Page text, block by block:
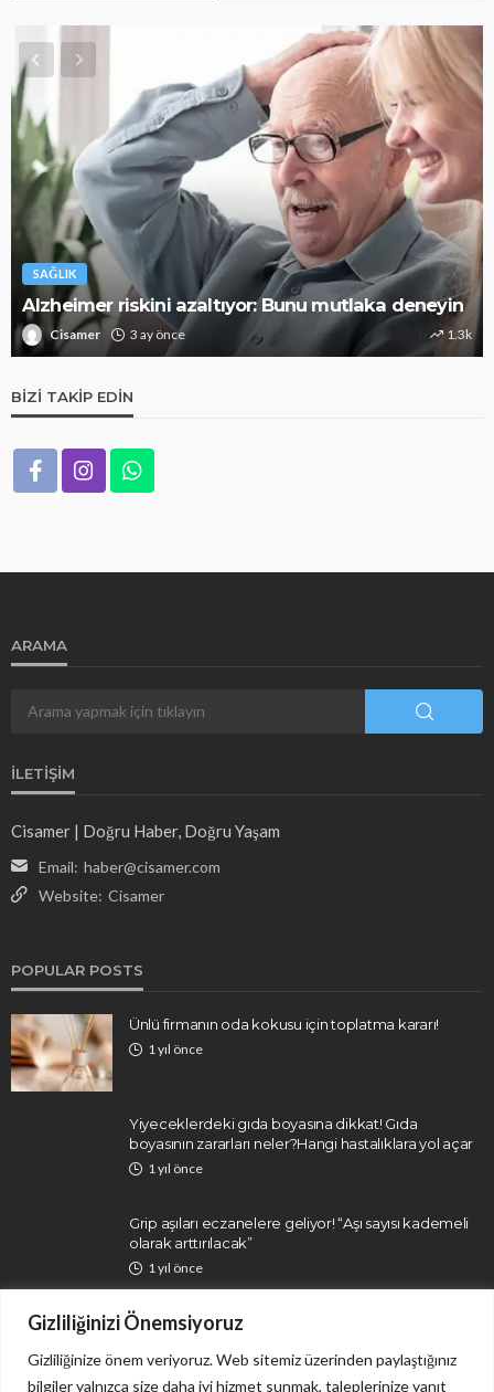
Gizliliğinizi Önemsiyoruz
Gizliliğinize önem veriyoruz. Web sitemiz üzerinden paylaştığınız
bilgiler yalnızca size daha iyi hizmet sunmak, taleplerinize yanıt
SAĞLIK
Alzheimer riskini azaltıyor: Bunu mutlaka deneyin
Cisamer 3 ay önce 1.3k
BIZI TAKIP EDIN
ARAMA
İLETIŞIM
Cisamer | Doğru Haber, Doğru Yaşam
Email: haber@cisamer.com
Website: Cisamer
POPULAR POSTS
Ünlü firmanın oda kokusu için toplatma kararı!
1 yıl önce
Yiyeceklerdeki gıda boyasına dikkat! Gıda
boyasının zararları neler?Hangi hastalıklara yol açar
1 yıl önce
Grip aşıları eczanelere geliyor! “Aşı sayısı kademeli
olarak arttırılacak”
1 yıl önce